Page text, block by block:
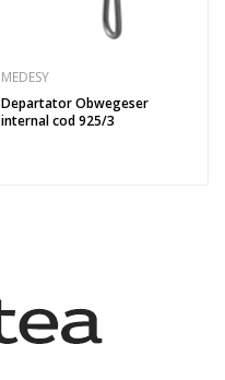
MEDESY
Departator Obwegeser
internal cod 925/3